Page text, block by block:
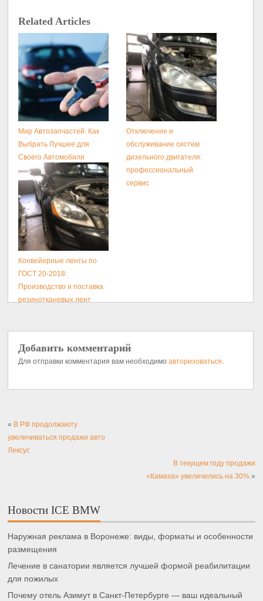
Related Articles
Мир Автозапчастей: Как
Выбрать Лучшее для
Своего Автомобиля
Отключение и
обслуживание систем
дизельного двигателя:
профессиональный
сервис
Конвейерные ленты по
ГОСТ 20-2018:
Производство и поставка
резинотканевых лент
Добавить комментарий
Для отправки комментария вам необходимоавторизоваться.
« В РФ продолжаюту
увеличиваться продажи авто
Лексус
В текущем году продажи
«Камаза» увеличились на 30%»
Новости ICE BMW
Наружная реклама в Воронеже: виды, форматы и особенности
размещения
Лечение в санатории является лучшей формой реабилитации
для пожилых
Почему отель Азимут в Санкт-Петербурге — ваш идеальный